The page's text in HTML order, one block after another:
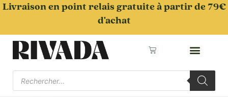
Aller
Livraison en point relais gratuite à partir de 79€
d'achat
Panier
Recherche
produits